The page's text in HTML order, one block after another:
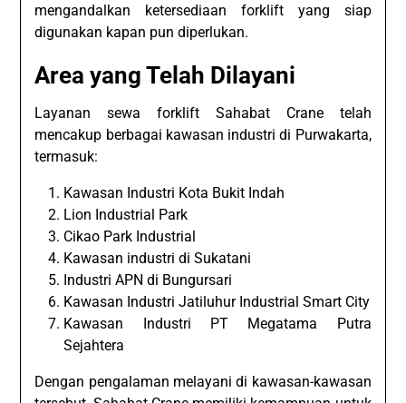
mengandalkan ketersediaan forklift yang siap
digunakan kapan pun diperlukan.
Area yang Telah Dilayani
Layanan sewa forklift Sahabat Crane telah
mencakup berbagai kawasan industri di Purwakarta,
termasuk:
Kawasan Industri Kota Bukit Indah
Lion Industrial Park
Cikao Park Industrial
Kawasan industri di Sukatani
Industri APN di Bungursari
Kawasan Industri Jatiluhur Industrial Smart City
Kawasan Industri PT Megatama Putra
Sejahtera
Dengan pengalaman melayani di kawasan-kawasan